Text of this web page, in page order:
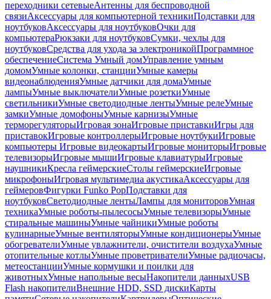
переходники сетевыеАнтенны для беспроводной
связиАксессуары для компьютерной техникиПодставки для
ноутбуковАксессуары для ноутбуковОчки для
компьютераРюкзаки для ноутбуковСумки, чехлы для
ноутбуковСредства для ухода за электроникойПрограммное
обеспечениеСистема Умный домУправление умным
домомУмные колонки, станцииУмные камеры
видеонаблюденияУмные датчики для домаУмные
лампыУмные выключателиУмные розеткиУмные
светильникиУмные светодиодные лентыУмные релеУмные
замкиУмные домофоныУмные карнизыУмные
терморегуляторыИгровая зонаИгровые приставкиИгры для
приставокИгровые контроллерыИгровые ноутбукиИгровые
компьютеры Игровые видеокартыИгровые мониторыИгровые
телевизорыИгровые мышиИгровые клавиатурыИгровые
наушникиКресла геймерскиеСтолы геймерскиеИгровые
микрофоныИгровая мультимедиа акустикаАксессуары для
геймеровФигурки Funko PopПодставки для
ноутбуковСветодиодные лентыЛампы для мониторовУмная
техникаУмные роботы-пылесосыУмные телевизорыУмные
стиральные машиныУмные чайникиУмные роботы
кулинарныеУмные вентиляторыУмные кондиционерыУмные
обогревателиУмные увлажнители, очистители воздухаУмные
отопительные котлыУмные проветривателиУмные радиочасы,
метеостанцииУмные кормушки и поилки для
животныхУмные напольные весыНакопители данныхUSB
Flash накопителиВнешние HDD, SSD дискиКарты